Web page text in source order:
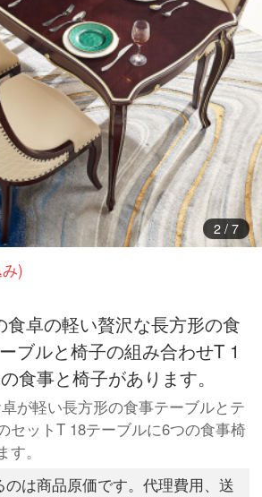
3/ 7
)
食卓の軽い贅沢な長方形の食
ブルと椅子の組み合わせT 1
食事と椅子があります。
が軽い長方形の食事テーブルとテ
セットT 18テーブルに6つの食事椅
。
のは商品原価です。代理費用、送